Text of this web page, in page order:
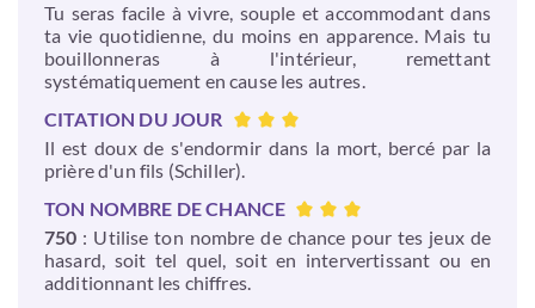
Tu seras facile à vivre, souple et accommodant dans
ta vie quotidienne, du moins en apparence. Mais tu
bouillonneras à l'intérieur, remettant
systématiquement en cause les autres.
CITATION DU JOUR
Il est doux de s'endormir dans la mort, bercé par la
prière d'un fils (Schiller).
TON NOMBRE DE CHANCE
750 : Utilise ton nombre de chance pour tes jeux de
hasard, soit tel quel, soit en intervertissant ou en
additionnant les chiffres.